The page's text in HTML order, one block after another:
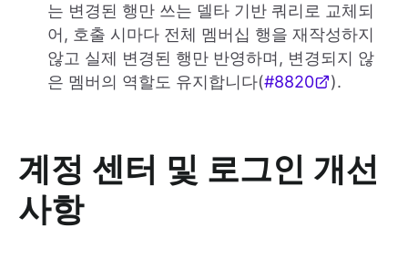
는 변경된 행만 쓰는 델타 기반 쿼리로 교체되
어, 호출 시마다 전체 멤버십 행을 재작성하지
않고 실제 변경된 행만 반영하며, 변경되지 않
은 멤버의 역할도 유지합니다(#8820 ).
계정 센터 및 로그인 개선
사항